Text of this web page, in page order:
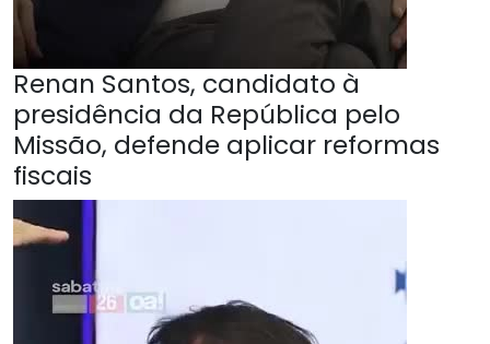
Renan Santos, candidato à
presidência da República pelo
Missão, defende aplicar reformas
fiscais